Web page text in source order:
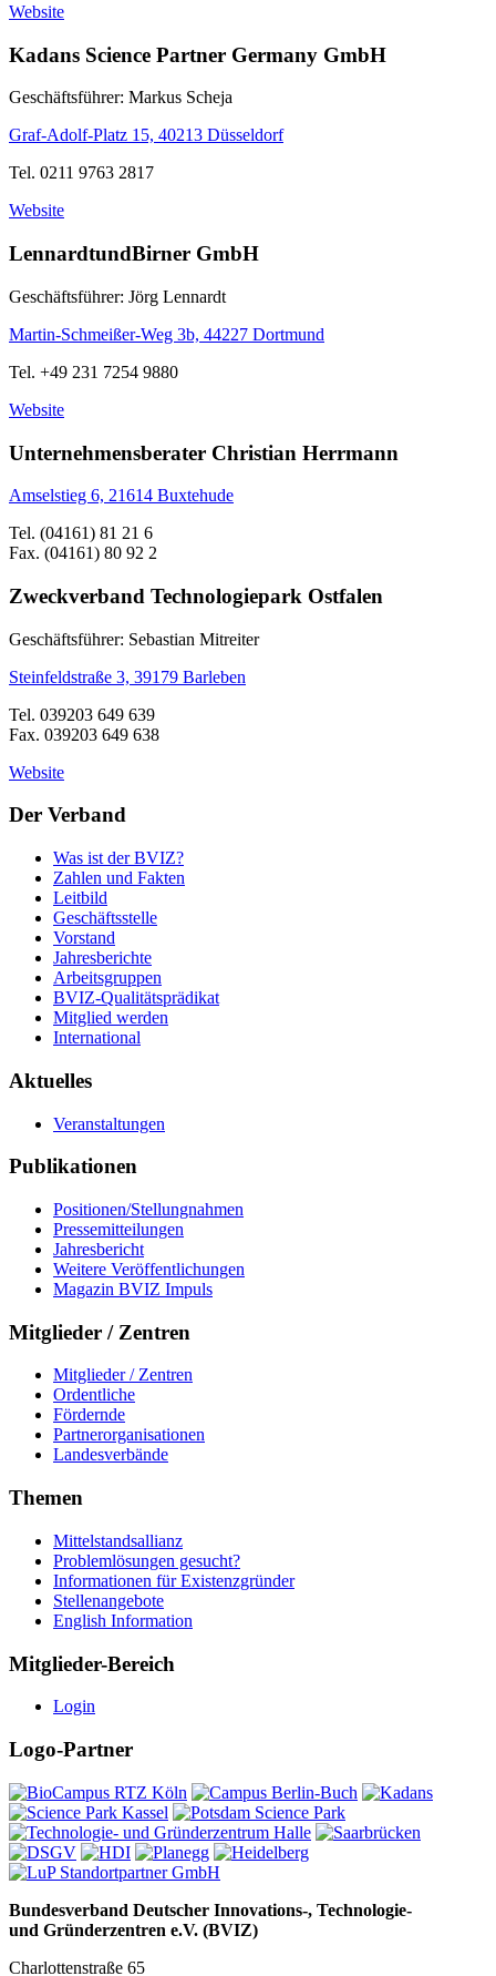
Website
Kadans Science Partner Germany GmbH
Geschäftsführer: Markus Scheja
Graf-Adolf-Platz 15, 40213 Düsseldorf
Tel. 0211 9763 2817
Website
LennardtundBirner GmbH
Geschäftsführer: Jörg Lennardt
Martin-Schmeißer-Weg 3b, 44227 Dortmund
Tel. +49 231 7254 9880
Website
Unternehmensberater Christian Herrmann
Amselstieg 6, 21614 Buxtehude
Tel. (04161) 81 21 6
Fax. (04161) 80 92 2
Zweckverband Technologiepark Ostfalen
Geschäftsführer: Sebastian Mitreiter
Steinfeldstraße 3, 39179 Barleben
Tel. 039203 649 639
Fax. 039203 649 638
Website
Der Verband
Was ist der BVIZ?
Zahlen und Fakten
Leitbild
Geschäftsstelle
Vorstand
Jahresberichte
Arbeitsgruppen
BVIZ-Qualitätsprädikat
Mitglied werden
International
Aktuelles
Veranstaltungen
Publikationen
Positionen/Stellungnahmen
Pressemitteilungen
Jahresbericht
Weitere Veröffentlichungen
Magazin BVIZ Impuls
Mitglieder / Zentren
Mitglieder / Zentren
Ordentliche
Fördernde
Partnerorganisationen
Landesverbände
Themen
Mittelstandsallianz
Problemlösungen gesucht?
Informationen für Existenzgründer
Stellenangebote
English Information
Mitglieder-Bereich
Login
Logo-Partner
Bundesverband Deutscher Innovations-, Technologie-
und Gründerzentren e.V. (BVIZ)
Charlottenstraße 65